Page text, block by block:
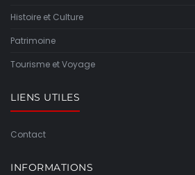
Histoire et Culture
Patrimoine
Tourisme et Voyage
LIENS UTILES
Contact
INFORMATIONS